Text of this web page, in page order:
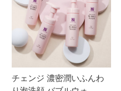
チェンジ 濃密潤いふんわ